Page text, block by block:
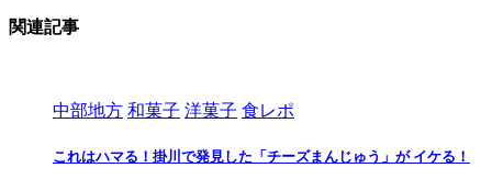
関連記事
中部地方 和菓子 洋菓子 食レポ
これはハマる！掛川で発見した「チーズまんじゅう」が イケる！